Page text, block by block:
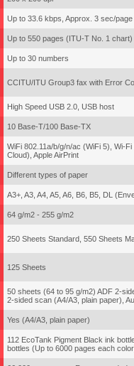
Up to 33.6 kbps, Approx. 3 sec/page
Up to 550 pages (ITU-T No. 1 chart)
Up to 30 numbers
CCITU/ITU Group3 fax with Error
High Speed USB 2.0, USB host
10 Base-T/100 Base-TX
WiFi 802.11a/b/g/n/ac (WiFi 5), Wi-
Cloud), Apple AirPrint
Different types of paper
A3+, A3, A4, A5, A6, B6, B5, DL
64 g/m2 - 255 g/m2
250 Sheets Standard, 550 Sheets
125 Sheets
50 sheets (64 to 95 g/m2) ADF 2-
2-sided scan (A4/A3, plain paper),
Yes (A4/A3, plain paper)
112 EcoTank Pigment Black ink
bottles (Up to 6000 pages each